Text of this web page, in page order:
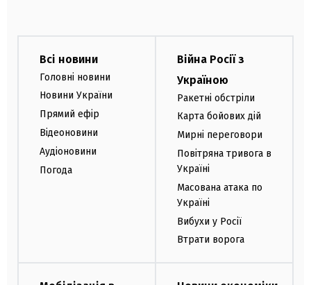
Всі новини
Головні новини
Новини України
Прямий ефір
Відеоновини
Аудіоновини
Погода
Війна Росії з
Україною
Ракетні обстріли
Карта бойових дій
Мирні переговори
Повітряна тривога в
Україні
Масована атака по
Україні
Вибухи у Росії
Втрати ворога